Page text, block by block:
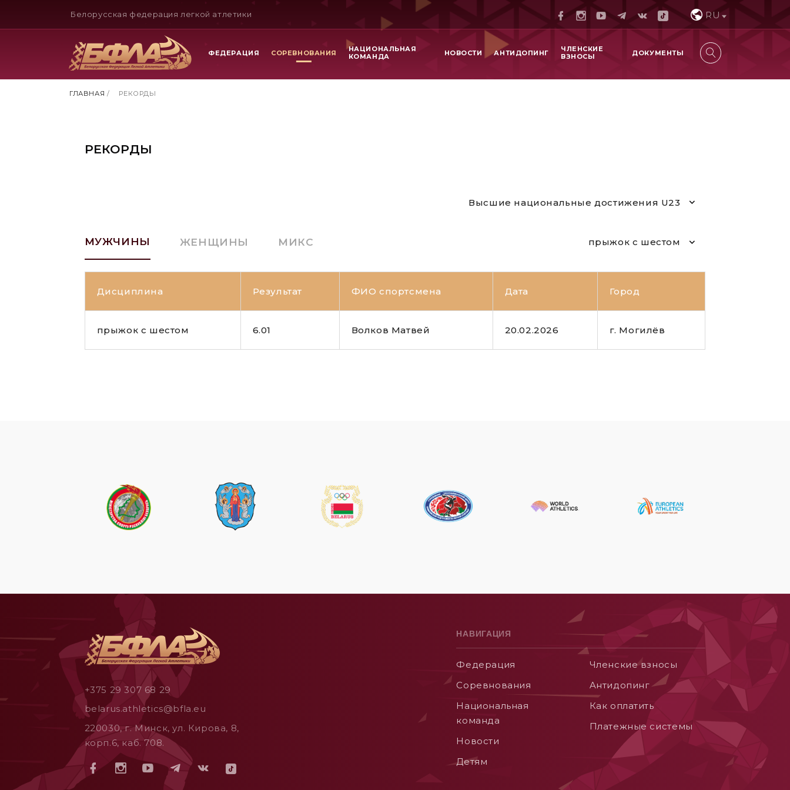
Белорусская федерация легкой атлетики RU
ФЕДЕРАЦИЯ СОРЕВНОВАНИЯ
НАЦИОНАЛЬНАЯ
КОМАНДА
НОВОСТИ АНТИДОПИНГ
ЧЛЕНСКИЕ
ВЗНОСЫ
ДОКУМЕНТЫ
ГЛАВНАЯ / РЕКОРДЫ
РЕКОРДЫ
Высшие национальные достижения U23
МУЖЧИНЫ ЖЕНЩИНЫ МИКС прыжок с шестом
Дисциплина Результат ФИО спортсмена Дата Город
прыжок с шестом 6.01 Волков Матвей 20.02.2026 г. Могилёв
+375 29 307 68 29
belarus.athletics@bfla.eu
220030, г. Минск, ул. Кирова, 8,
корп.6, каб. 708.
НАВИГАЦИЯ
Федерация
Соревнования
Национальная
команда
Новости
Детям
Членские взносы
Aнтидопинг
Как оплатить
Платежные системы